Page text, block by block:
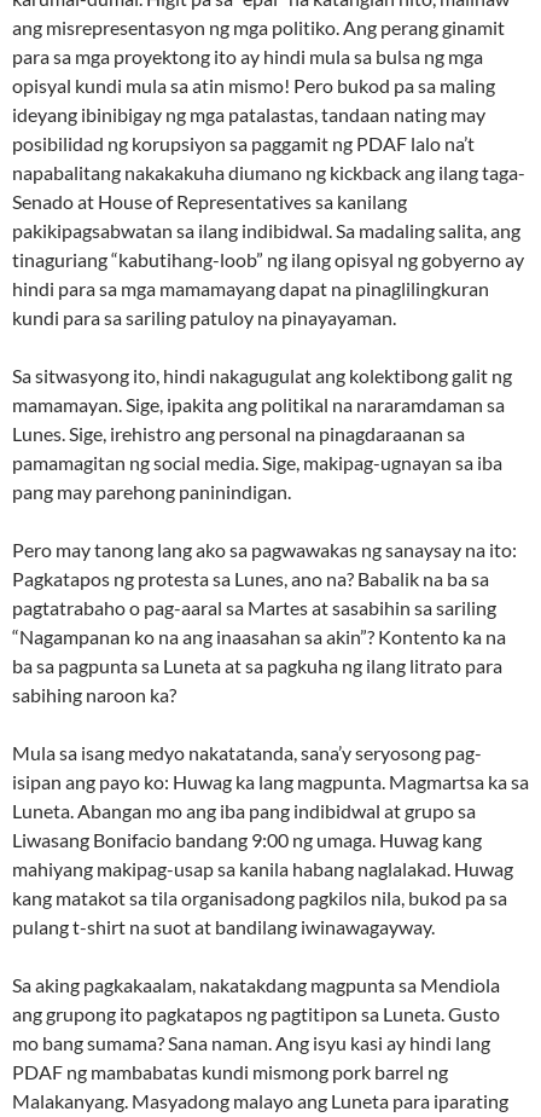
ang misrepresentasyon ng mga politiko. Ang perang ginamit
para sa mga proyektong ito ay hindi mula sa bulsa ng mga
opisyal kundi mula sa atin mismo! Pero bukod pa sa maling
ideyang ibinibigay ng mga patalastas, tandaan nating may
posibilidad ng korupsiyon sa paggamit ng PDAF lalo na’t
napabalitang nakakakuha diumano ng kickback ang ilang taga-
Senado at House of Representatives sa kanilang
pakikipagsabwatan sa ilang indibidwal. Sa madaling salita, ang
tinaguriang “kabutihang-loob” ng ilang opisyal ng gobyerno ay
hindi para sa mga mamamayang dapat na pinaglilingkuran
kundi para sa sariling patuloy na pinayayaman.
Sa sitwasyong ito, hindi nakagugulat ang kolektibong galit ng
mamamayan. Sige, ipakita ang politikal na nararamdaman sa
Lunes. Sige, irehistro ang personal na pinagdaraanan sa
pamamagitan ng social media. Sige, makipag-ugnayan sa iba
pang may parehong paninindigan.
Pero may tanong lang ako sa pagwawakas ng sanaysay na ito:
Pagkatapos ng protesta sa Lunes, ano na? Babalik na ba sa
pagtatrabaho o pag-aaral sa Martes at sasabihin sa sariling
“Nagampanan ko na ang inaasahan sa akin”? Kontento ka na
ba sa pagpunta sa Luneta at sa pagkuha ng ilang litrato para
sabihing naroon ka?
Mula sa isang medyo nakatatanda, sana’y seryosong pag-
isipan ang payo ko: Huwag ka lang magpunta. Magmartsa ka sa
Luneta. Abangan mo ang iba pang indibidwal at grupo sa
Liwasang Bonifacio bandang 9:00 ng umaga. Huwag kang
mahiyang makipag-usap sa kanila habang naglalakad. Huwag
kang matakot sa tila organisadong pagkilos nila, bukod pa sa
pulang t-shirt na suot at bandilang iwinawagayway.
Sa aking pagkakaalam, nakatakdang magpunta sa Mendiola
ang grupong ito pagkatapos ng pagtitipon sa Luneta. Gusto
mo bang sumama? Sana naman. Ang isyu kasi ay hindi lang
PDAF ng mambabatas kundi mismong pork barrel ng
Malakanyang. Masyadong malayo ang Luneta para iparating